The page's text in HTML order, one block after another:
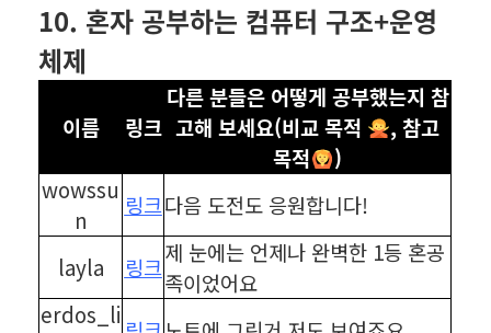
10. 혼자 공부하는 컴퓨터 구조+운영
체제
이름 링크
다른 분들은 어떻게 공부했는지 참
고해 보세요(비교 목적
, 참고
목적
)
wowssu
n
링크다음 도전도 응원합니다!
layla 링크
제 눈에는 언제나 완벽한 1등 혼공
족이었어요
erdos_li